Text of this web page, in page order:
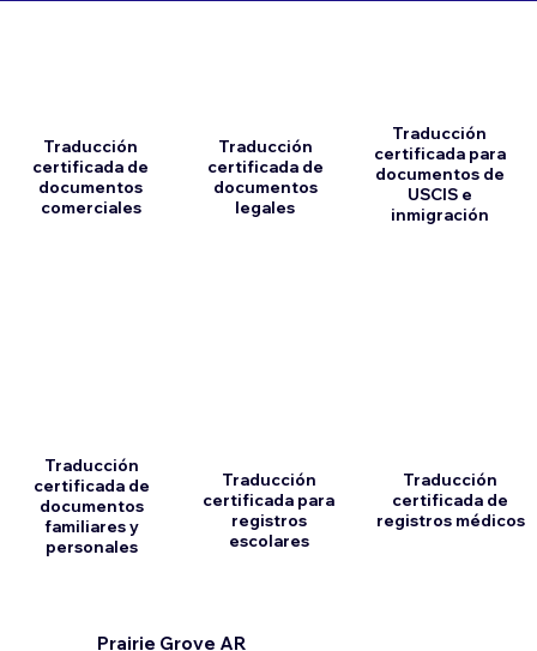
Prairie Grove AR
Traducción
certificada de
documentos
comerciales
Traducción
certificada de
documentos
familiares y
personales
Traducción
certificada de
documentos
legales
Traducción
certificada para
registros
escolares
Traducción
certificada para
documentos de
USCIS e
inmigración
Traducción
certificada de
registros médicos